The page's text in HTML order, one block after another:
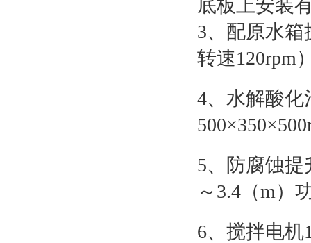
底板上安装
3、配原水箱
转速120rpm
4、水解酸化
5、防腐蚀提
～3.4（m）
6、搅拌电机